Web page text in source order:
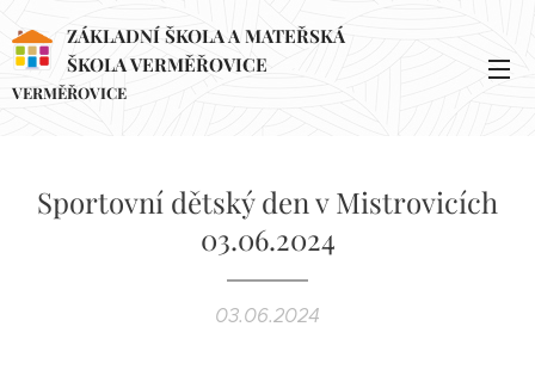
ZÁKLADNÍ ŠKOLA A MATEŘSKÁ
ŠKOLA VERMĚŘOVICE
VERMĚŘOVICE
Sportovní dětský den v Mistrovicích
03.06.2024
03.06.2024